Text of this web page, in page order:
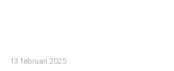
13 februari 2025